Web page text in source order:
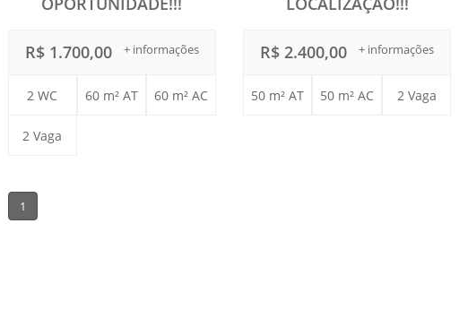
+ informações
R$ 1.700,00
2 WC 60 m² AT 60 m² AC
2 Vaga
+ informações
R$ 2.400,00
50 m² AT 50 m² AC 2 Vaga
1